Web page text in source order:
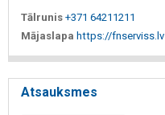
Tālrunis +371 64211211
Mājaslapa https://fnserviss.lv
Atsauksmes